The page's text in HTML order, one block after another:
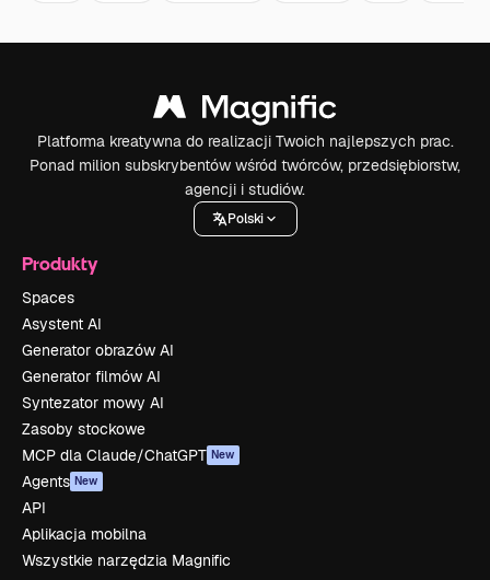
Platforma kreatywna do realizacji Twoich najlepszych prac.
Ponad milion subskrybentów wśród twórców, przedsiębiorstw,
agencji i studiów.
Polski
Produkty
Spaces
Asystent AI
Generator obrazów AI
Generator filmów AI
Syntezator mowy AI
Zasoby stockowe
MCP dla Claude/ChatGPT New
Agents New
API
Aplikacja mobilna
Wszystkie narzędzia Magnific